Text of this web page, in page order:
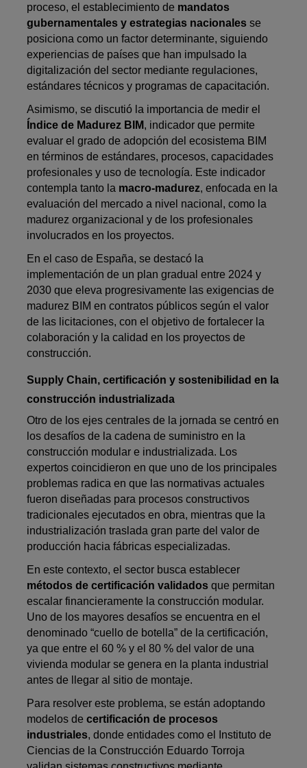
proceso, el establecimiento de mandatos
gubernamentales y estrategias nacionales se
posiciona como un factor determinante, siguiendo
experiencias de países que han impulsado la
digitalización del sector mediante regulaciones,
estándares técnicos y programas de capacitación.
Asimismo, se discutió la importancia de medir el
Índice de Madurez BIM, indicador que permite
evaluar el grado de adopción del ecosistema BIM
en términos de estándares, procesos, capacidades
profesionales y uso de tecnología. Este indicador
contempla tanto la macro-madurez, enfocada en la
evaluación del mercado a nivel nacional, como la
madurez organizacional y de los profesionales
involucrados en los proyectos.
En el caso de España, se destacó la
implementación de un plan gradual entre 2024 y
2030 que eleva progresivamente las exigencias de
madurez BIM en contratos públicos según el valor
de las licitaciones, con el objetivo de fortalecer la
colaboración y la calidad en los proyectos de
construcción.
Supply Chain, certificación y sostenibilidad en la
construcción industrializada
Otro de los ejes centrales de la jornada se centró en
los desafíos de la cadena de suministro en la
construcción modular e industrializada. Los
expertos coincidieron en que uno de los principales
problemas radica en que las normativas actuales
fueron diseñadas para procesos constructivos
tradicionales ejecutados en obra, mientras que la
industrialización traslada gran parte del valor de
producción hacia fábricas especializadas.
En este contexto, el sector busca establecer
métodos de certificación validados que permitan
escalar financieramente la construcción modular.
Uno de los mayores desafíos se encuentra en el
denominado “cuello de botella” de la certificación,
ya que entre el 60 % y el 80 % del valor de una
vivienda modular se genera en la planta industrial
antes de llegar al sitio de montaje.
Para resolver este problema, se están adoptando
modelos decertificación de procesos
industriales, donde entidades como el Instituto de
Ciencias de la Construcción Eduardo Torroja